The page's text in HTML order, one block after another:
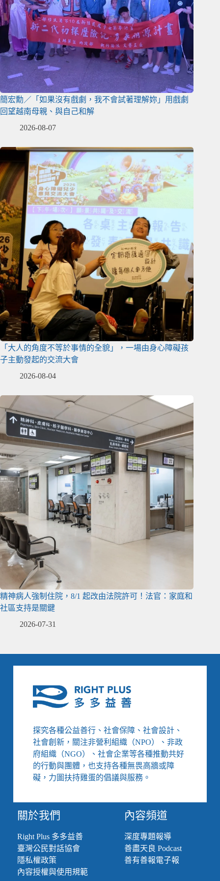
簡宏勳／「如果沒有戲劇，我不會試著理解妳」用戲劇
回望越南母親、與自己和解
2026-08-07
「大人的角度不等於事情的全貌」，一場由身心障礙孩
子主動發起的交流大會
2026-08-04
精神病人強制住院，8/1 起改由法院許可！法官：家庭和
社區支持是關鍵
2026-07-31
探究各種公益善行、社會保障、社會設計、
社會創新，關注非營利組織（NPO）、非政
府組織（NGO）、社會企業等各種推動共好
的行動與團體，也支持各種無畏高牆或障
礙，力圖扶持雞蛋的倡議與服務。
關於我們
Right Plus 多多益善
臺灣公民對話協會
隱私權政策
內容授權與使用規範
內容頻道
深度專題報導
善盡天良 Podcast
善有善報電子報